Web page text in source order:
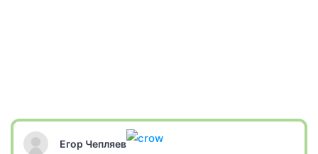
Егор Чепляев